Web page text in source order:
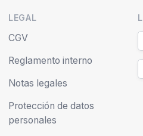
LEGAL
CGV
Reglamento interno
Notas legales
Protección de datos
personales